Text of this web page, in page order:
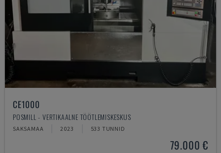
CE1000
POSMILL - VERTIKAALNE TÖÖTLEMISKESKUS
SAKSAMAA 2023 533 TUNNID
79.000 €